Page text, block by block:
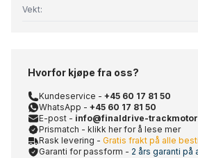
Vekt:
Hvorfor kjøpe fra oss?
Kundeservice - +45 60 17 81 50
WhatsApp - +45 60 17 81 50
E-post - info@finaldrive-
Prismatch - klikk her for å lese mer
Rask levering - Gratis frakt på alle
Garanti for passform - 2 års garanti på